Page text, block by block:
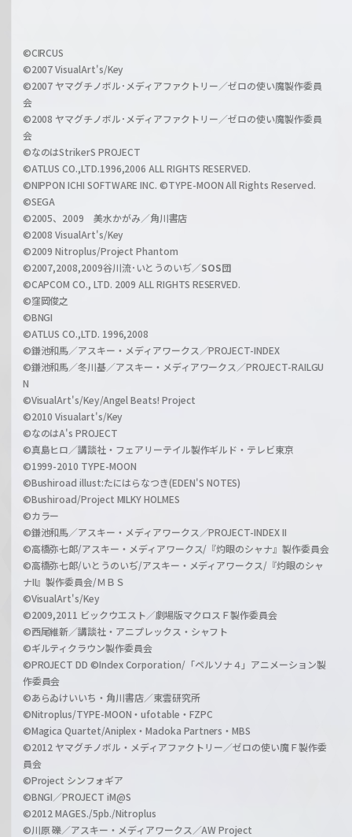
a
r
z
i
l
h
a
n
l
©CIRCUS
©2007 VisualArt's/Key
©2007 ヤマグチノボル･メディアファクトリー／ゼロの使い魔製作委員
会
©2008 ヤマグチノボル･メディアファクトリー／ゼロの使い魔製作委員
会
©なのはStrikerS PROJECT
©ATLUS CO.,LTD.1996,2006 ALL RIGHTS RESERVED.
©NIPPON ICHI SOFTWARE INC. ©TYPE-MOON All Rights Reserved.
©SEGA
©2005、2009 美水かがみ／角川書店
©2008 VisualArt's/Key
©2009 Nitroplus/Project Phantom
©2007,2008,2009谷川流･いとうのいぢ／SOS団
©CAPCOM CO., LTD. 2009 ALL RIGHTS RESERVED.
©窪岡俊之
©BNGI
©ATLUS CO.,LTD. 1996,2008
©鎌池和馬／アスキー・メディアワークス／PROJECT-INDEX
©鎌池和馬／冬川基／アスキー・メディアワークス／PROJECT-RAILGU
N
©VisualArt's/Key/Angel Beats! Project
©2010 Visualart's/Key
©なのはA's PROJECT
©真島ヒロ／講談社・フェアリーテイル製作ギルド・テレビ東京
©1999-2010 TYPE-MOON
©Bushiroad illust:たにはらなつき(EDEN'S NOTES)
©Bushiroad/Project MILKY HOLMES
©カラー
©鎌池和馬／アスキー・メディアワークス／PROJECT-INDEX II
©高橋弥七郎/アスキー・メディアワークス/『灼眼のシャナ』製作委員会
©高橋弥七郎/いとうのいぢ/アスキー・メディアワークス/『灼眼のシャ
ナII』製作委員会/ＭＢＳ
©VisualArt's/Key
©2009,2011 ビックウエスト／劇場版マクロスＦ製作委員会
©西尾維新／講談社・アニプレックス・シャフト
©ギルティクラウン製作委員会
©PROJECT DD ©Index Corporation/「ペルソナ４」アニメーション製
作委員会
©あらゐけいいち・角川書店／東雲研究所
©Nitroplus/TYPE-MOON・ufotable・FZPC
©Magica Quartet/Aniplex・Madoka Partners・MBS
©2012 ヤマグチノボル・メディアファクトリー／ゼロの使い魔Ｆ製作委
員会
©Project シンフォギア
©BNGI／PROJECT iM@S
©2012 MAGES./5pb./Nitroplus
©川原 礫／アスキー・メディアワークス／AW Project